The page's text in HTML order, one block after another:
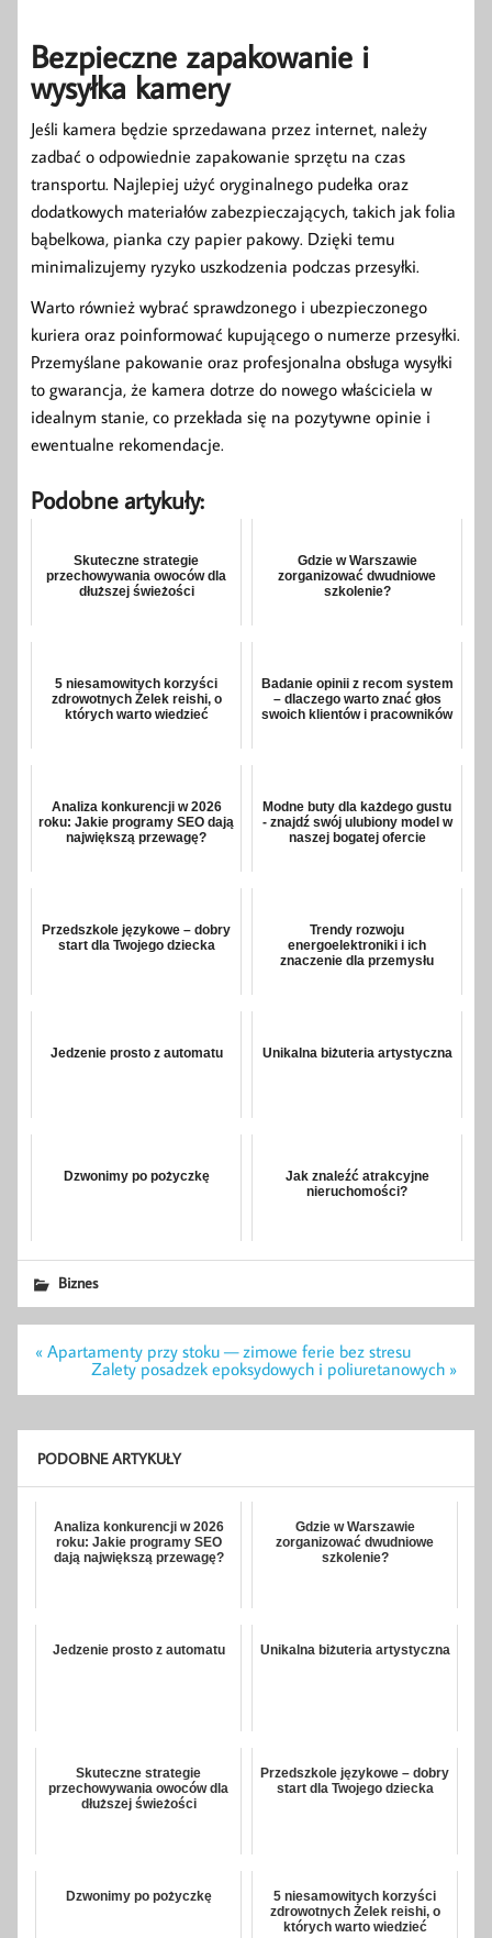
Bezpieczne zapakowanie i
wysyłka kamery
Jeśli kamera będzie sprzedawana przez internet, należy
zadbać o odpowiednie zapakowanie sprzętu na czas
transportu. Najlepiej użyć oryginalnego pudełka oraz
dodatkowych materiałów zabezpieczających, takich jak folia
bąbelkowa, pianka czy papier pakowy. Dzięki temu
minimalizujemy ryzyko uszkodzenia podczas przesyłki.
Warto również wybrać sprawdzonego i ubezpieczonego
kuriera oraz poinformować kupującego o numerze przesyłki.
Przemyślane pakowanie oraz profesjonalna obsługa wysyłki
to gwarancja, że kamera dotrze do nowego właściciela w
idealnym stanie, co przekłada się na pozytywne opinie i
ewentualne rekomendacje.
Podobne artykuły:
Skuteczne strategie
przechowywania owoców dla
dłuższej świeżości
Gdzie w Warszawie
zorganizować dwudniowe
szkolenie?
5 niesamowitych korzyści
zdrowotnych Żelek reishi, o
których warto wiedzieć
Badanie opinii z recom system
– dlaczego warto znać głos
swoich klientów i pracowników
Analiza konkurencji w 2026
roku: Jakie programy SEO dają
największą przewagę?
Modne buty dla każdego gustu
- znajdź swój ulubiony model w
naszej bogatej ofercie
Przedszkole językowe – dobry
start dla Twojego dziecka
Trendy rozwoju
energoelektroniki i ich
znaczenie dla przemysłu
Jedzenie prosto z automatu Unikalna biżuteria artystyczna
Dzwonimy po pożyczkę
Jak znaleźć atrakcyjne
nieruchomości?
Biznes
Nawigacja
wpisu
« Apartamenty przy stoku — zimowe ferie bez stresu
Zalety posadzek epoksydowych i poliuretanowych »
PODOBNE ARTYKUŁY
Analiza konkurencji w 2026
roku: Jakie programy SEO
dają największą przewagę?
Gdzie w Warszawie
zorganizować dwudniowe
szkolenie?
Jedzenie prosto z automatu Unikalna biżuteria artystyczna
Skuteczne strategie
przechowywania owoców dla
dłuższej świeżości
Przedszkole językowe – dobry
start dla Twojego dziecka
Dzwonimy po pożyczkę
5 niesamowitych korzyści
zdrowotnych Żelek reishi, o
których warto wiedzieć